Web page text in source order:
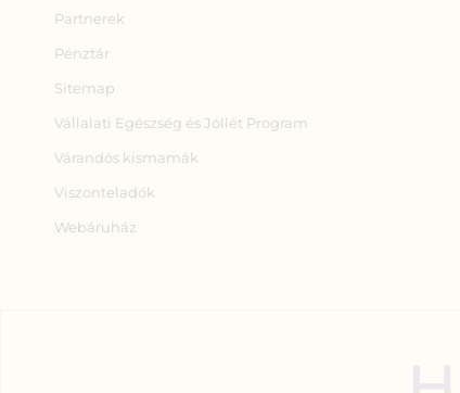
Partnerek
Pénztár
Sitemap
Vállalati Egészség és Jóllét Program
Várandós kismamák
Viszonteladók
Webáruház